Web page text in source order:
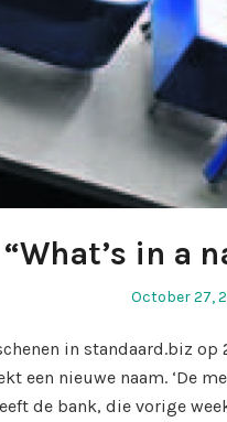
“What’s in a
Posted
October 27,
in standaard.biz op
een nieuwe naam. ‘De
de bank, die vorige